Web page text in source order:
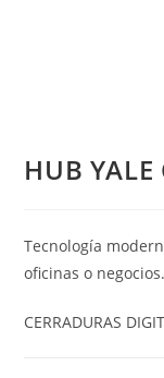
HUB YALE
Tecnología
oficinas o negocios.
CERRADURAS